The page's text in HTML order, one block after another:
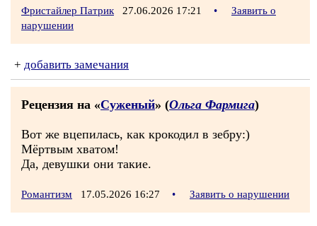
Фристайлер Патрик 27.06.2026 17:21 •
Заявить о
нарушении
+ добавить замечания
Рецензия на «Суженый» (Ольга Фармига)
Вот же вцепилась, как крокодил в зебру:)
Мёртвым хватом!
Да, девушки они такие.
Романтизм 17.05.2026 16:27 • Заявить о нарушении